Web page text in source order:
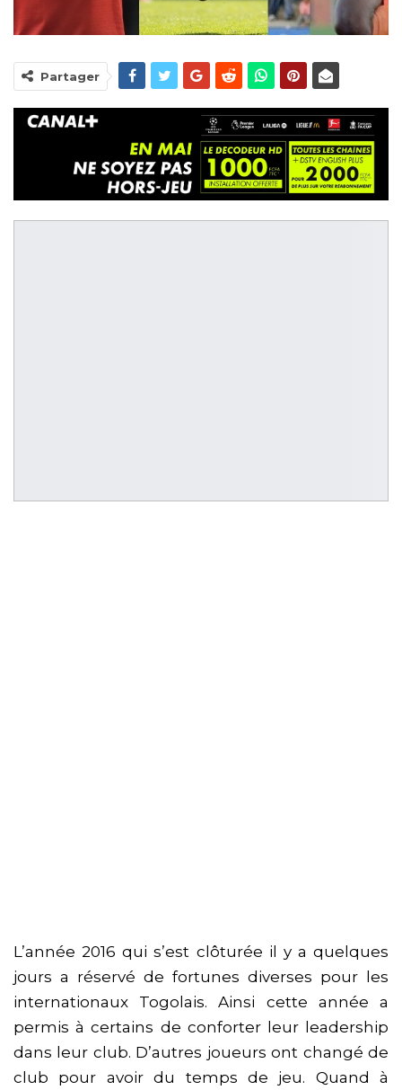
Partager
L’année 2016 qui s’est clôturée il y a quelques
jours a réservé de fortunes diverses pour les
internationaux Togolais. Ainsi cette année a
permis à certains de conforter leur leadership
dans leur club. D’autres joueurs ont changé de
club pour avoir du temps de jeu. Quand à